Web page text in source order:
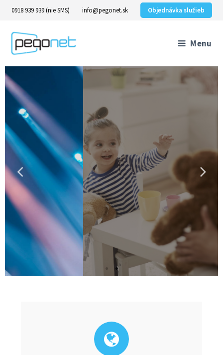
0918 939 939 (nie SMS) info@pegonet.sk Objednávka služieb
Menu
televízia
až 57 televíznych staníc vo vysokej kvalite s týždenným archívom
zdarma
viac tu